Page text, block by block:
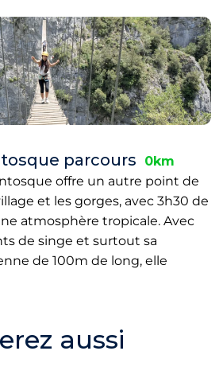
parcours
0km
offre un autre point de
et les gorges, avec 3h30 de
atmosphère tropicale. Avec
de singe et surtout sa
de 100m de long, elle
aussi